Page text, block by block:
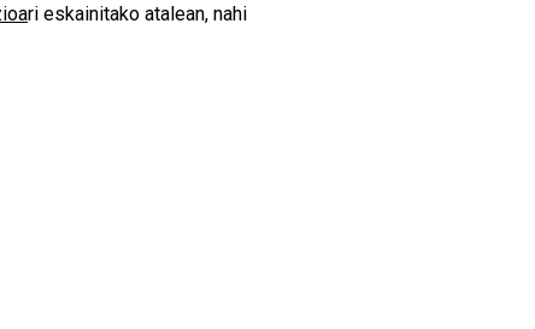
ri eskainitako atalean, nahi